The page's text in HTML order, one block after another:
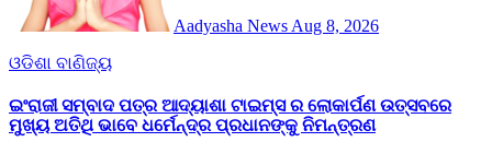
Aadyasha News Aug 8, 2026
ଓଡିଶା ବାଣିଜ୍ୟ
ଇଂରାଜୀ ସମ୍ବାଦ ପତ୍ର ଆଦ୍ୟାଶା ଟାଇମ୍ସ ର ଲୋକାର୍ପଣ ଉତ୍ସବରେ
ମୁଖ୍ୟ ଅତିଥି ଭାବେ ଧର୍ମେନ୍ଦ୍ର ପ୍ରଧାନଙ୍କୁ ନିମନ୍ତ୍ରଣ